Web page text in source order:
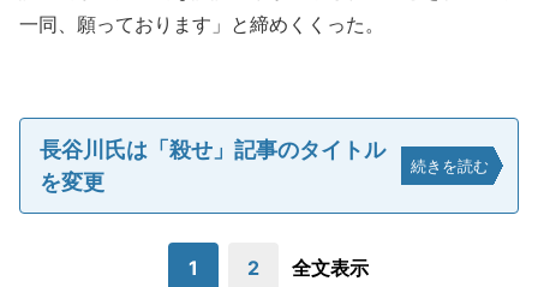
一同、願っております」と締めくくった。
長谷川氏は「殺せ」記事のタイトル
を変更
続きを読む
1 2 全文表示